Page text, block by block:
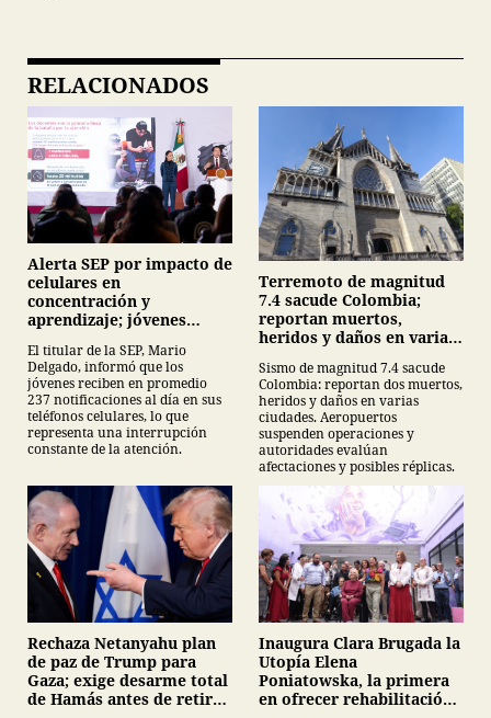
RELACIONADOS
Alerta SEP por impacto de
celulares en
concentración y
aprendizaje; jóvenes
al día
El titular de la SEP, Mario
Delgado, informó que los
jóvenes reciben en promedio
237 notificaciones al día en sus
teléfonos celulares, lo que
representa una interrupción
constante de la atención.
Terremoto de magnitud
7.4 sacude Colombia;
reportan muertos,
heridos y daños en varias
Sismo de magnitud 7.4 sacude
Colombia: reportan dos muertos,
heridos y daños en varias
ciudades. Aeropuertos
suspenden operaciones y
autoridades evalúan
afectaciones y posibles réplicas.
Rechaza Netanyahu plan
de paz de Trump para
Gaza; exige desarme total
de Hamás antes de retirar
Inaugura Clara Brugada la
Utopía Elena
Poniatowska, la primera
en ofrecer rehabilitación